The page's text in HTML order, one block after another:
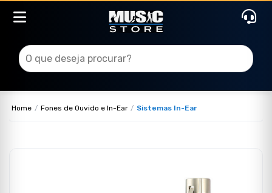
Home Fones de Ouvido e In-Ear Sistemas In-Ear